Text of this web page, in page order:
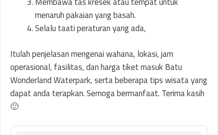
menaruh pakaian yang basah.
Selalu taati peraturan yang ada,
Itulah penjelasan mengenai wahana, lokasi, jam
operasional, fasilitas, dan harga tiket masuk Batu
Wonderland Waterpark, serta beberapa tips wisata yang
dapat anda terapkan. Semoga bermanfaat. Terima kasih
🙂